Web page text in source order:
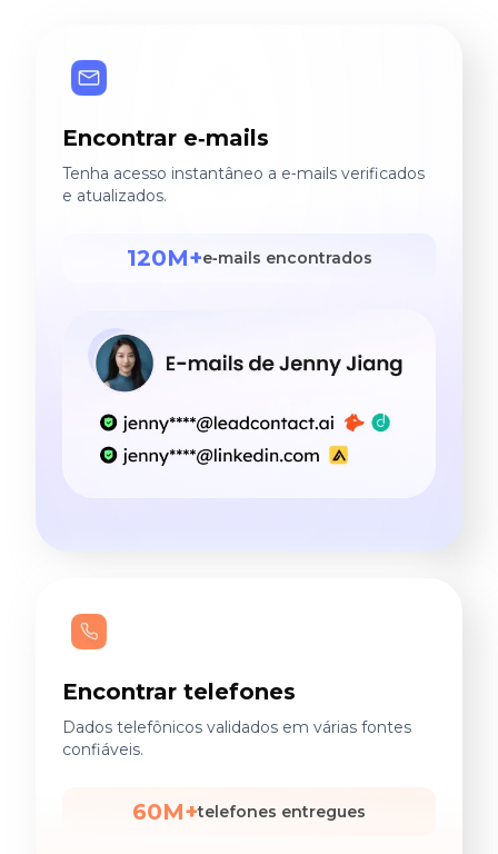
Encontrar e‑mails
Tenha acesso instantâneo a e‑mails verificados
e atualizados.
120M+e‑mails encontrados
Encontrar telefones
Dados telefônicos validados em várias fontes
confiáveis.
60M+telefones entregues